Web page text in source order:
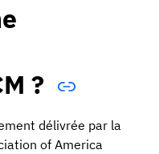
?
délivrée par la
of America